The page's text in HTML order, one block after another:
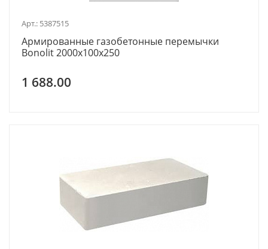
Арт.: 5387515
Армированные газобетонные перемычки
Bonolit 2000x100x250
1 688.00